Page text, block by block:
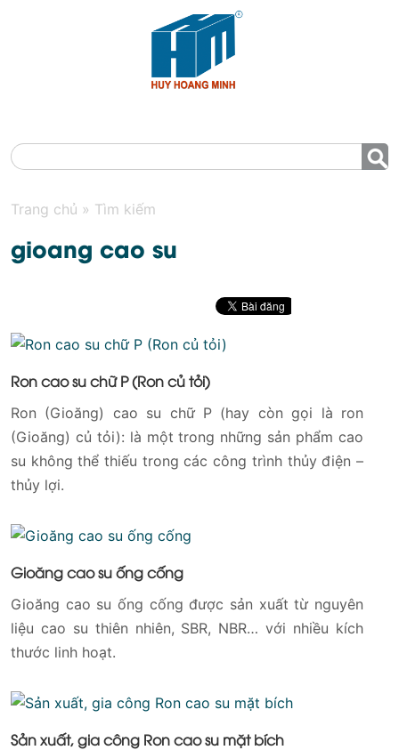
Trang chủ » Tìm kiếm
gioang cao su
Ron cao su chữ P (Ron củ tỏi)
Ron (Gioăng) cao su chữ P (hay còn gọi là ron
(Gioăng) củ tỏi): là một trong những sản phẩm cao
su không thể thiếu trong các công trình thủy điện –
thủy lợi.
Gioăng cao su ống cống
Gioăng cao su ống cống được sản xuất từ nguyên
liệu cao su thiên nhiên, SBR, NBR… với nhiều kích
thước linh hoạt.
Sản xuất, gia công Ron cao su mặt bích